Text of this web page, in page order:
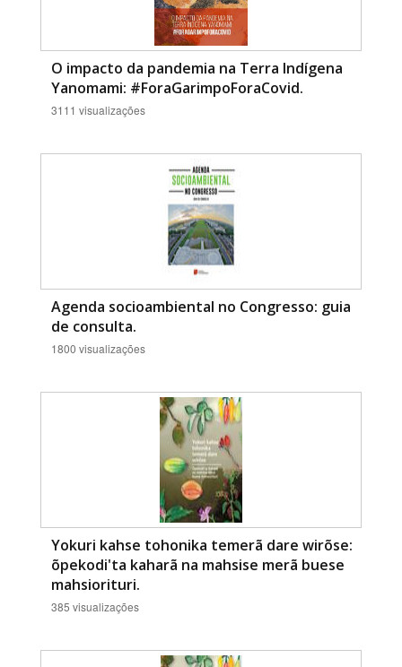
O impacto da pandemia na Terra Indígena
Yanomami: #ForaGarimpoForaCovid.
3111 visualizações
Agenda socioambiental no Congresso: guia
de consulta.
1800 visualizações
Yokuri kahse tohonika temerã dare wirõse:
õpekodi'ta kaharã na mahsise merã buese
mahsiorituri.
385 visualizações